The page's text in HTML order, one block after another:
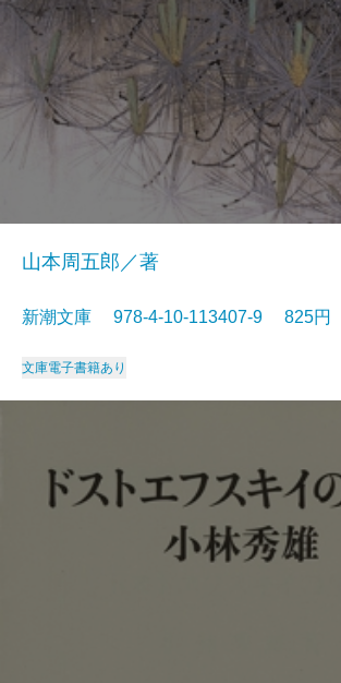
山本周五郎／著
新潮文庫 978-4-10-113407-9 825円
文庫電子書籍あり